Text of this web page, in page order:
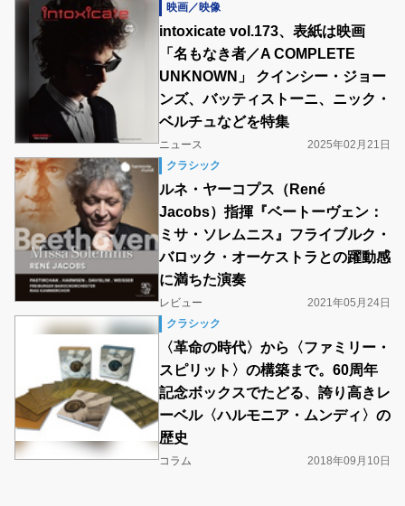
映画／映像
intoxicate vol.173、表紙は映画
「名もなき者／A COMPLETE
UNKNOWN」 クインシー・ジョー
ンズ、バッティストーニ、ニック・
ベルチュなどを特集
ニュース
2025年02月21日
クラシック
ルネ・ヤーコプス（René
Jacobs）指揮『ベートーヴェン：
ミサ・ソレムニス』フライブルク・
バロック・オーケストラとの躍動感
に満ちた演奏
レビュー
2021年05月24日
クラシック
〈革命の時代〉から〈ファミリー・
スピリット〉の構築まで。60周年
記念ボックスでたどる、誇り高きレ
ーベル〈ハルモニア・ムンディ〉の
歴史
コラム 2018年09月10日